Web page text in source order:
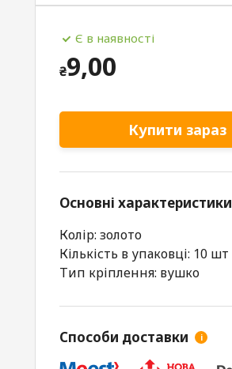
Є в наявності
₴9,00
Купити зараз
Основні характеристики
Колір: золото
Кількість в упаковці: 10 шт
Тип кріплення: вушко
Способи доставки i